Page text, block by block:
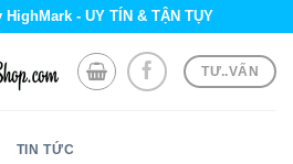
- UY TÍN & TẬN TỤY
TƯ..VẤN
TIN TỨC